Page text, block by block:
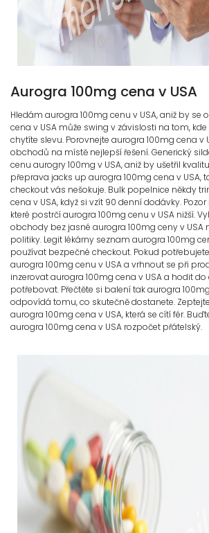
Aurogra 100mg cena v USA
Hledám aurogra 100mg cenu v USA, aniž by se
cena v USA může swing v závislosti na tom,
chytíte slevu. Porovnejte aurogra 100mg cena v
obchodů na místě nejlepší řešení. Generický
cenu aurogry 100mg v USA, aniž by ušetřil
přeprava jacks up aurogra 100mg cena v USA,
checkout vás nešokuje. Bulk popelnice někdy
cena v USA, když si vzít 90 denní dodávky.
které postrčí aurogra 100mg cenu v USA nižší.
obchody bez jasné aurogra 100mg ceny v
politiky. Legit lékárny seznam aurogra 100mg
používat bezpečné checkout. Pokud
aurogra 100mg cenu v USA a vrhnout se při
inzerovat aurogra 100mg cena v USA a hodit
potřebovat. Přečtěte si balení tak aurogra
odpovídá tomu, co skutečně dostanete.
aurogra 100mg cena v USA, která se cítí fér.
aurogra 100mg cena v USA rozpočet přátelský.